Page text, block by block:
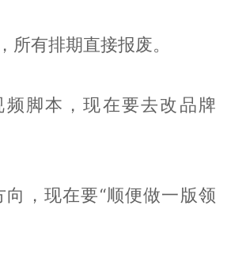
所有排期直接报废。
脚本，现在要去改品牌
向，现在要“顺便做一版领